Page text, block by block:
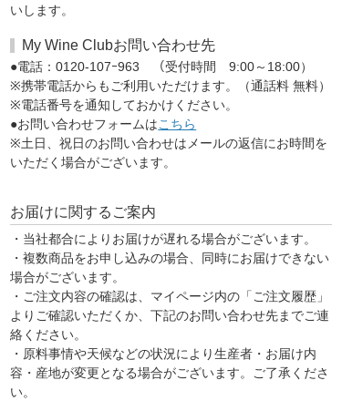
いします。
My Wine Clubお問い合わせ先
●電話：0120-107ｰ963 （受付時間 9:00～18:00）
※携帯電話からもご利用いただけます。（通話料 無料）
※電話番号を通知しておかけください。
●お問い合わせフォームはこちら
※土日、祝日のお問い合わせはメールの返信にお時間を
いただく場合がございます。
お届けに関するご案内
・当社都合によりお届けが遅れる場合がございます。
・複数商品をお申し込みの場合、同時にお届けできない
場合がございます。
・ご注文内容の確認は、マイページ内の「ご注文履歴」
よりご確認いただくか、下記のお問い合わせ先までご連
絡ください。
・原料事情や天候などの状況により生産者・お届け内
容・産地が変更となる場合がございます。ご了承くださ
い。